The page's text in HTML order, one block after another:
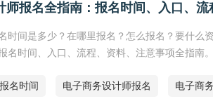
师报名全指南：报名时间、入口、
时间是多少？在哪里报名？怎么报名？要什么
名时间、入口、流程、资料、注意事项全指南。
名时间 电子商务设计师报名 电子商